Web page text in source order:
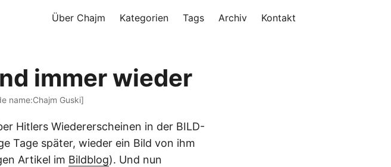
Über Chajm Kategorien Tags Archiv Kontakt
immer wieder
name:Chajm Guski]
Hitlers Wiedererscheinen in der BILD-
Tage später, wieder ein Bild von ihm
Artikel im Bildblog). Und nun